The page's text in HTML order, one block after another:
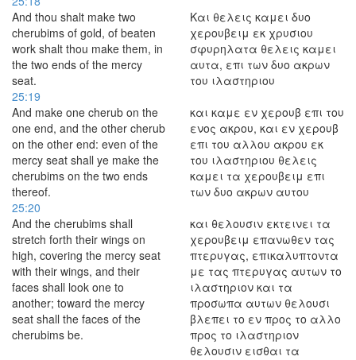
And thou shalt make two
cherubims of gold, of beaten
work shalt thou make them, in
the two ends of the mercy
seat.
Και θελεις καμει δυο
χερουβειμ εκ χρυσιου
σφυρηλατα θελεις καμει
αυτα, επι των δυο ακρων
του ιλαστηριου
25:19
And make one cherub on the
one end, and the other cherub
on the other end: even of the
mercy seat shall ye make the
cherubims on the two ends
thereof.
και καμε εν χερουβ επι του
ενος ακρου, και εν χερουβ
επι του αλλου ακρου εκ
του ιλαστηριου θελεις
καμει τα χερουβειμ επι
των δυο ακρων αυτου
25:20
And the cherubims shall
stretch forth their wings on
high, covering the mercy seat
with their wings, and their
faces shall look one to
another; toward the mercy
seat shall the faces of the
cherubims be.
και θελουσιν εκτεινει τα
χερουβειμ επανωθεν τας
πτερυγας, επικαλυπτοντα
με τας πτερυγας αυτων το
ιλαστηριον και τα
προσωπα αυτων θελουσι
βλεπει το εν προς το αλλο
προς το ιλαστηριον
θελουσιν εισθαι τα